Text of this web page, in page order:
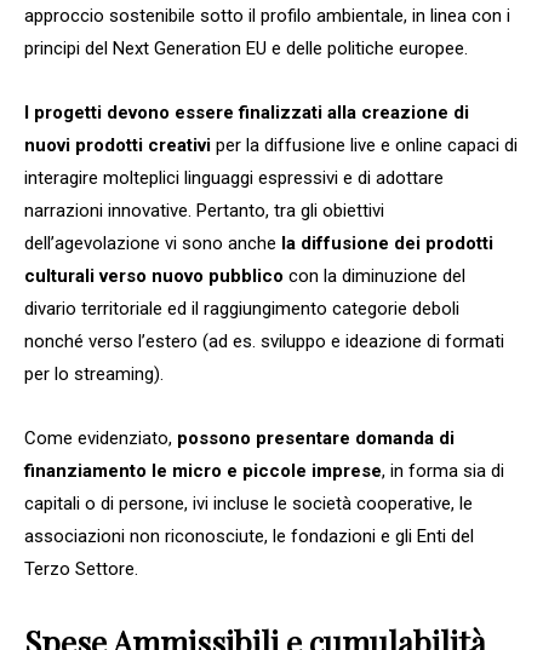
approccio sostenibile sotto il profilo ambientale, in linea con i
principi del Next Generation EU e delle politiche europee.
I progetti devono essere finalizzati alla creazione di
nuovi prodotti creativi per la diffusione live e online capaci di
interagire molteplici linguaggi espressivi e di adottare
narrazioni innovative. Pertanto, tra gli obiettivi
dell’agevolazione vi sono anche la diffusione dei prodotti
culturali verso nuovo pubblico con la diminuzione del
divario territoriale ed il raggiungimento categorie deboli
nonché verso l’estero (ad es. sviluppo e ideazione di formati
per lo streaming).
Come evidenziato, possono presentare domanda di
finanziamento le micro e piccole imprese, in forma sia di
capitali o di persone, ivi incluse le società cooperative, le
associazioni non riconosciute, le fondazioni e gli Enti del
Terzo Settore.